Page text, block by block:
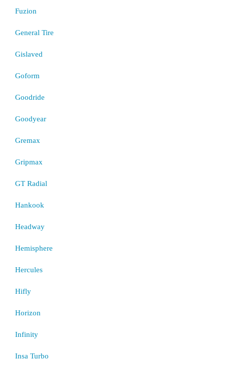
Fuzion
General Tire
Gislaved
Goform
Goodride
Goodyear
Gremax
Gripmax
GT Radial
Hankook
Headway
Hemisphere
Hercules
Hifly
Horizon
Infinity
Insa Turbo